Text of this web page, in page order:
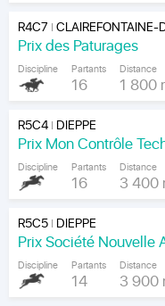
R4C7 |CLAIREFONTAINE-
Prix des Paturages
Discipline Partants
16
Distance
1 800
R5C4| DIEPPE
Discipline Partants
16
Distance
3 400
R5C5| DIEPPE
Discipline Partants
14
Distance
3 900